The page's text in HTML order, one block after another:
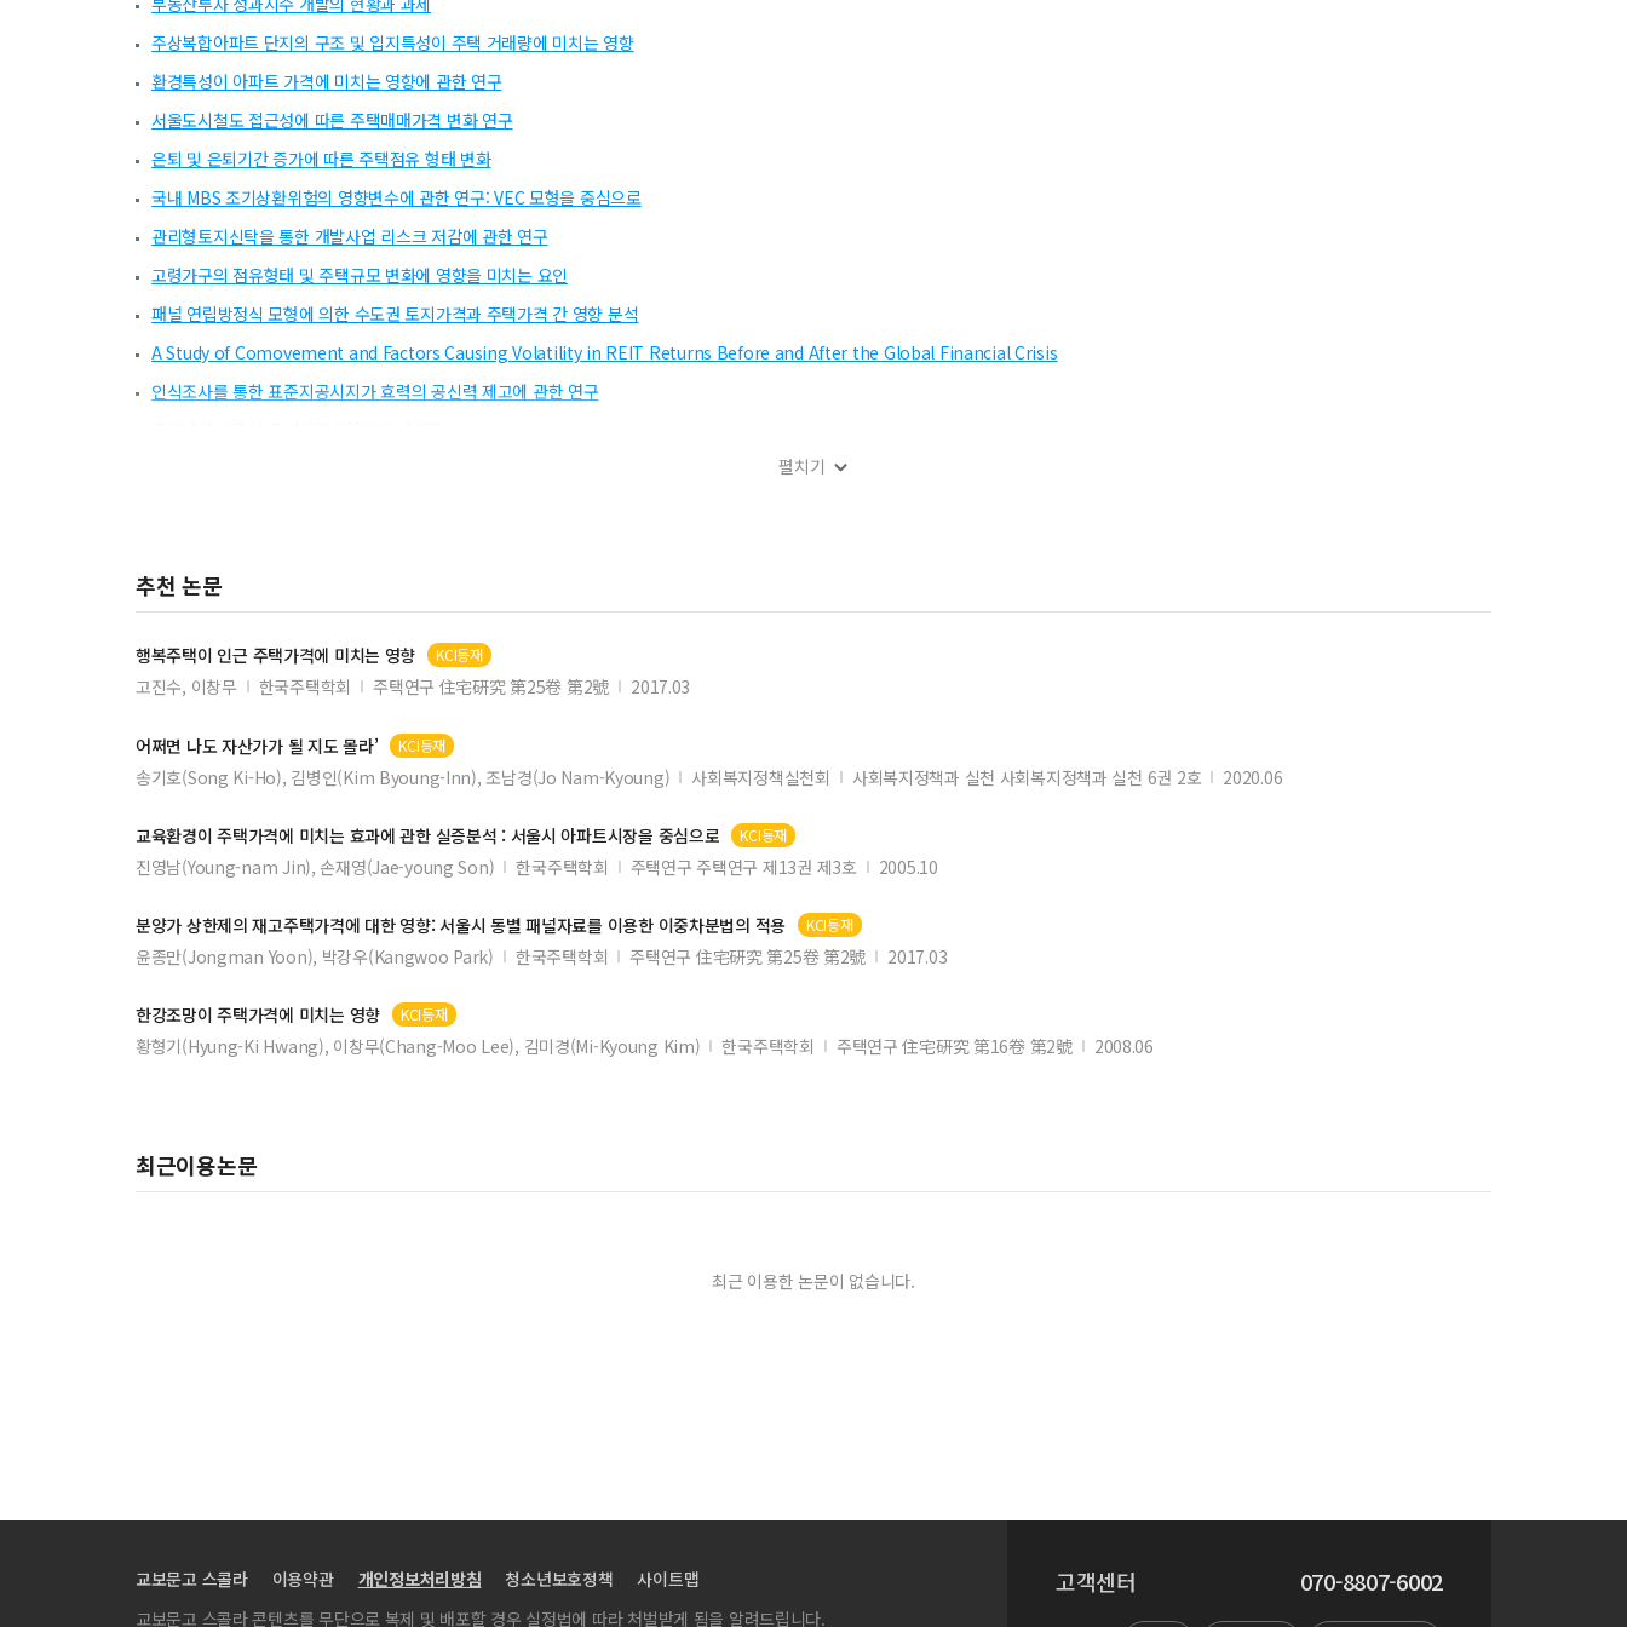
주상복합아파트 단지의 구조 및 입지특성이 주택 거래량에 미치는 영향
환경특성이 아파트 가격에 미치는 영향에 관한 연구
서울도시철도 접근성에 따른 주택매매가격 변화 연구
은퇴 및 은퇴기간 증가에 따른 주택점유 형태 변화
국내 MBS 조기상환위험의 영향변수에 관한 연구: VEC 모형을 중심으로
관리형토지신탁을 통한 개발사업 리스크 저감에 관한 연구
고령가구의 점유형태 및 주택규모 변화에 영향을 미치는 요인
패널 연립방정식 모형에 의한 수도권 토지가격과 주택가격 간 영향 분석
A Study of Comovement and Factors Causing Volatility in REIT Returns Before and After the Global Financial Crisis
인식조사를 통한 표준지공시지가 효력의 공신력 제고에 관한 연구
펼치기
추천 논문
행복주택이 인근 주택가격에 미치는 영향 KCI등재
고진수, 이창무 한국주택학회 주택연구 住宅硏究 第25卷 第2號 2017.03
어쩌면 나도 자산가가 될 지도 몰라’ KCI등재
송기호(Song Ki-Ho), 김병인(Kim Byoung-Inn), 조남경(Jo Nam-Kyoung) 사회복지정책실천회 사회복지정책과 실천 사회복지정책과 실천 6권 2호 2020.06
교육환경이주택가격에 미치는 효과에 관한 실증분석 : 서울시 아파트시장을 중심으로 KCI등재
진영남(Young-nam Jin), 손재영(Jae-young Son) 한국주택학회 주택연구 주택연구 제13권 제3호 2005.10
분양가 상한제의 재고주택가격에 대한 영향: 서울시 동별 패널자료를 이용한 이중차분법의 적용 KCI등재
윤종만(Jongman Yoon), 박강우(Kangwoo Park) 한국주택학회 주택연구 住宅硏究 第25卷 第2號 2017.03
한강조망이주택가격에 미치는 영향 KCI등재
황형기(Hyung-Ki Hwang), 이창무(Chang-Moo Lee), 김미경(Mi-Kyoung Kim) 한국주택학회 주택연구 住宅硏究 第16卷 第2號 2008.06
최근이용논문
최근 이용한 논문이 없습니다.
교보문고 스콜라 이용약관 개인정보처리방침 청소년보호정책
사이트맵
교보문고 스콜라 콘텐츠를 무단으로 복제 및 배포할 경우 실정법에 따라 처벌받게 됨을 알려드립니다.
고객센터 070-8807-6002